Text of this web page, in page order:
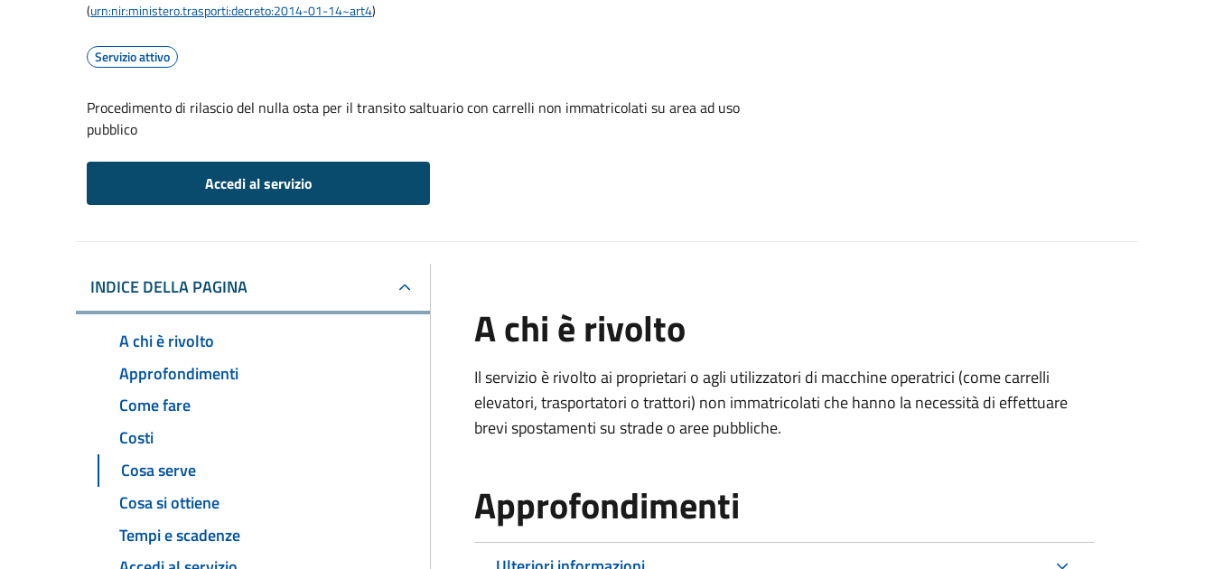
(urn:nir:ministero.trasporti:decreto:2014-01-14~art4)
Servizio attivo
Procedimento di rilascio del nulla osta per il transito saltuario con carrelli non immatricolati su area ad uso
pubblico
Accedi al servizio
INDICE DELLA PAGINA
A chi è rivolto
Approfondimenti
Come fare
Costi
Cosa serve
Cosa si ottiene
Tempi e scadenze
A chi è rivolto
Il servizio è rivolto ai proprietari o agli utilizzatori di macchine operatrici (come carrelli
elevatori, trasportatori o trattori) non immatricolati che hanno la necessità di effettuare
brevi spostamenti su strade o aree pubbliche.
Approfondimenti